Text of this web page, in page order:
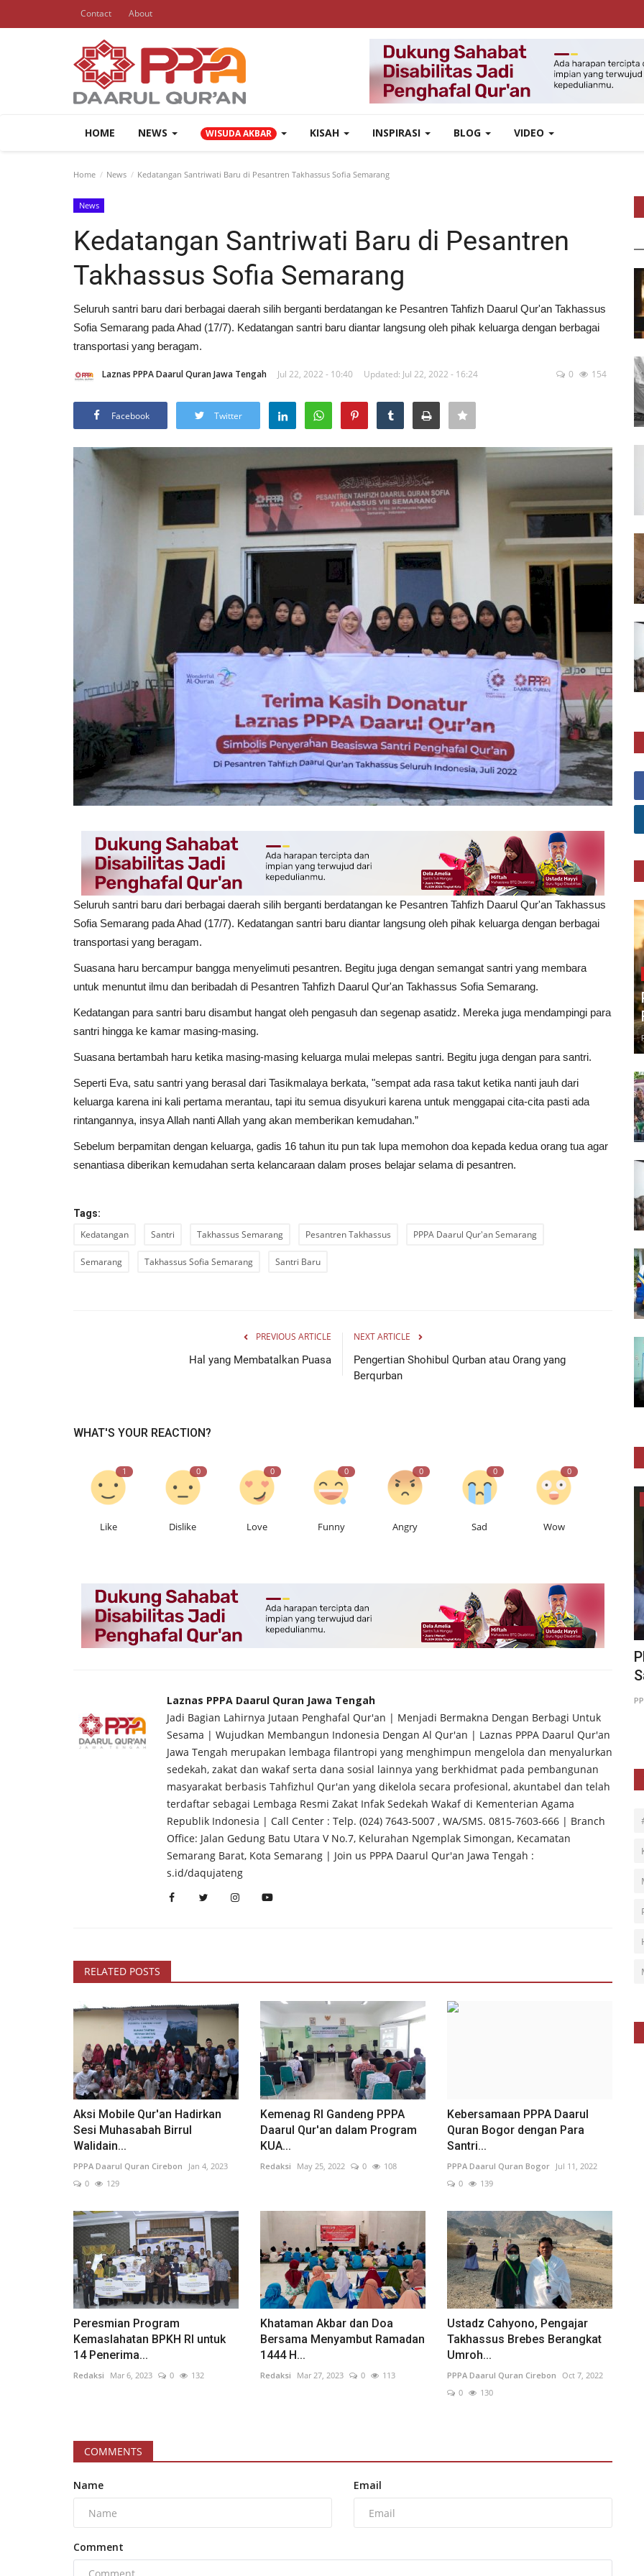
Contact About
HOME NEWS WISUDA AKBAR KISAH INSPIRASI BLOG VIDEO
Home News Kedatangan Santriwati Baru di Pesantren Takhassus Sofia Semarang
News
Kedatangan Santriwati Baru di Pesantren
Takhassus Sofia Semarang
Seluruh santri baru dari berbagai daerah silih berganti berdatangan ke Pesantren Tahfizh Daarul Qur'an Takhassus
Sofia Semarang pada Ahad (17/7). Kedatangan santri baru diantar langsung oleh pihak keluarga dengan berbagai
transportasi yang beragam.
Laznas PPPA Daarul Quran Jawa Tengah Jul 22, 2022 - 10:40 Updated: Jul 22, 2022 - 16:24 0 154
Facebook Twitter
Seluruh santri baru dari berbagai daerah silih berganti berdatangan ke Pesantren Tahfizh Daarul Qur'an Takhassus
Sofia Semarang pada Ahad (17/7). Kedatangan santri baru diantar langsung oleh pihak keluarga dengan berbagai
transportasi yang beragam.
Suasana haru bercampur bangga menyelimuti pesantren. Begitu juga dengan semangat santri yang membara
untuk menuntut ilmu dan beribadah di Pesantren Tahfizh Daarul Qur'an Takhassus Sofia Semarang.
Kedatangan para santri baru disambut hangat oleh pengasuh dan segenap asatidz. Mereka juga mendampingi para
santri hingga ke kamar masing-masing.
Suasana bertambah haru ketika masing-masing keluarga mulai melepas santri. Begitu juga dengan para santri.
Seperti Eva, satu santri yang berasal dari Tasikmalaya berkata, "sempat ada rasa takut ketika nanti jauh dari
keluarga karena ini kali pertama merantau, tapi itu semua disyukuri karena untuk menggapai cita-cita pasti ada
rintangannya, insya Allah nanti Allah yang akan memberikan kemudahan.”
Sebelum berpamitan dengan keluarga, gadis 16 tahun itu pun tak lupa memohon doa kepada kedua orang tua agar
senantiasa diberikan kemudahan serta kelancaraan dalam proses belajar selama di pesantren.
Tags:
Kedatangan Santri Takhassus Semarang Pesantren Takhassus PPPA Daarul Qur'an Semarang
Semarang Takhassus Sofia Semarang Santri Baru
PREVIOUS ARTICLE
Hal yang Membatalkan Puasa
NEXT ARTICLE
Pengertian Shohibul Qurban atau Orang yang
Berqurban
WHAT'S YOUR REACTION?
1
Like
0
Dislike
0
Love
0
Funny
0
Angry
0
Sad
0
Wow
Laznas PPPA Daarul Quran Jawa Tengah
Jadi Bagian Lahirnya Jutaan Penghafal Qur'an | Menjadi Bermakna Dengan Berbagi Untuk
Sesama | Wujudkan Membangun Indonesia Dengan Al Qur'an | Laznas PPPA Daarul Qur'an
Jawa Tengah merupakan lembaga filantropi yang menghimpun mengelola dan menyalurkan
sedekah, zakat dan wakaf serta dana sosial lainnya yang berkhidmat pada pembangunan
masyarakat berbasis Tahfizhul Qur'an yang dikelola secara profesional, akuntabel dan telah
terdaftar sebagai Lembaga Resmi Zakat Infak Sedekah Wakaf di Kementerian Agama
Republik Indonesia | Call Center : Telp. (024) 7643-5007 , WA/SMS. 0815-7603-666 | Branch
Office: Jalan Gedung Batu Utara V No.7, Kelurahan Ngemplak Simongan, Kecamatan
Semarang Barat, Kota Semarang | Join us PPPA Daarul Qur'an Jawa Tengah :
s.id/daqujateng
RELATED POSTS
Aksi Mobile Qur'an Hadirkan
Sesi Muhasabah Birrul
Walidain...
PPPA Daarul Quran Cirebon
Jan 4, 2023
0
129
Kemenag RI Gandeng PPPA
Daarul Qur'an dalam Program
KUA...
Redaksi May 25, 2022 0 108
Kebersamaan PPPA Daarul
Quran Bogor dengan Para
Santri...
PPPA Daarul Quran Bogor
Jul 11, 2022
0
139
Peresmian Program
Kemaslahatan BPKH RI untuk
14 Penerima...
Redaksi Mar 6, 2023 0 132
Khataman Akbar dan Doa
Bersama Menyambut Ramadan
1444 H...
Redaksi Mar 27, 2023 0 113
Ustadz Cahyono, Pengajar
Takhassus Brebes Berangkat
Umroh...
PPPA Daarul Quran Cirebon Oct 7, 2022
0
130
COMMENTS
Name Email
Comment
Kemanusiaan
PPPA Daarul Quran Surabaya Feb 26, 2026 0 51
Lain-lain